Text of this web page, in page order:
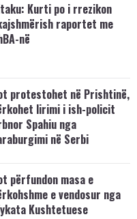
Kurti po i rrezikon
raportet me
në
protestohet në Prishtinë,
lirimi i ish-policit
Spahiu nga
në Serbi
përfundon masa e
e vendosur nga
Kushtetuese